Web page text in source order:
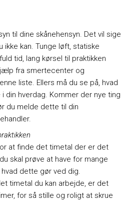
til dine skånehensyn. Det vil sige
kan. Tunge løft, statiske
tid, lang kørsel til praktikken
fra smertecenter og
liste. Ellers må du se på, hvad
din hverdag. Kommer der nye ting
du melde dette til din
at finde det timetal der er det
skal prøve at have for mange
dette gør ved dig.
timetal du kan arbejde, er det
for så stille og roligt at skrue